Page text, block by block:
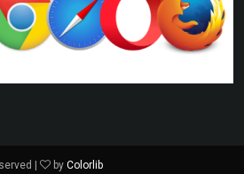
| by Colorlib